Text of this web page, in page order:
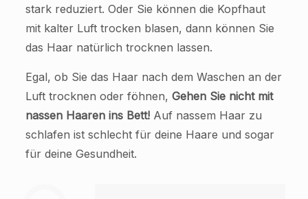
stark reduziert. Oder Sie können die Kopfhaut
mit kalter Luft trocken blasen, dann können Sie
das Haar natürlich trocknen lassen.
Egal, ob Sie das Haar nach dem Waschen an der
Luft trocknen oder föhnen, Gehen Sie nicht mit
nassen Haaren ins Bett!Auf nassem Haar zu
schlafen ist schlecht für deine Haare und sogar
für deine Gesundheit.